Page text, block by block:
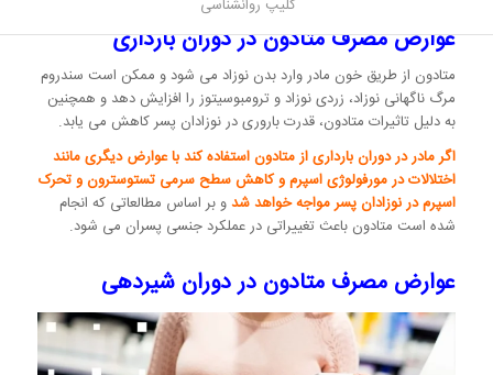
کلیپ روانشناسی
عوارض مصرف متادون در دوران بارداری
متادون از طریق خون مادر وارد بدن نوزاد می شود و ممکن است سندروم
مرگ ناگهانی نوزاد، زردی نوزاد و ترومبوسیتوز را افزایش دهد و همچنین
به دلیل تاثیرات متادون، قدرت باروری در نوزادان پسر کاهش می یابد.
اگر مادر در دوران بارداری از متادون استفاده کند با عوارض دیگری مانند
اختلالات در مورفولوژی اسپرم و کاهش سطح سرمی تستوسترون و تحرک
اسپرم در نوزادان پسر مواجه خواهد شدو بر اساس مطالعاتی که انجام
شده است متادون باعث تغییراتی در عملکرد جنسی پسران می شود.
عوارض مصرف متادون در دوران شیردهی